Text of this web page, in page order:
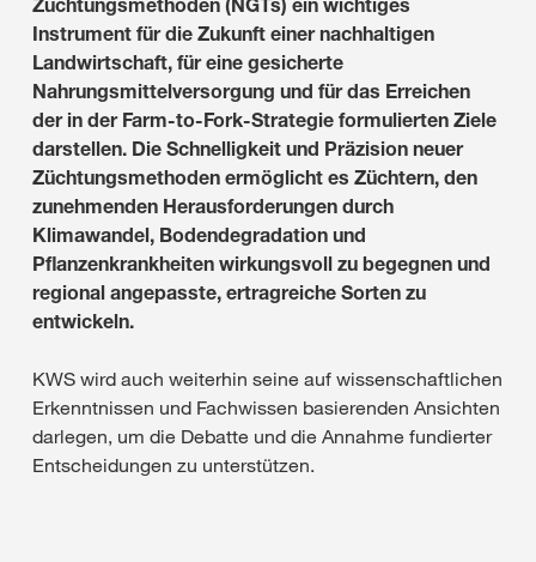
Instrument für die Zukunft einer nachhaltigen
Landwirtschaft, für eine gesicherte
Nahrungsmittelversorgung und für das Erreichen
der in der Farm-to-Fork-Strategie formulierten Ziele
darstellen. Die Schnelligkeit und Präzision neuer
Züchtungsmethoden ermöglicht es Züchtern, den
zunehmenden Herausforderungen durch
Klimawandel, Bodendegradation und
Pflanzenkrankheiten wirkungsvoll zu begegnen und
regional angepasste, ertragreiche Sorten zu
entwickeln.
KWS wird auch weiterhin seine auf wissenschaftlichen
Erkenntnissen und Fachwissen basierenden Ansichten
darlegen, um die Debatte und die Annahme fundierter
Entscheidungen zu unterstützen.